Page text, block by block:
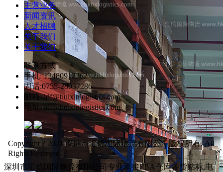
主营业务
新闻资讯
人才招聘
关于我们
关于我们
联系方式
手机: 13480912362
固话:0755-28037286
邮箱: ldf@huixinlogistics.com
地址: ldf@huixinlogistics.com
Copyright ? 2021 深圳市汇信国际物流有限公司版权所有. All
Rights Reserved.
深圳市汇信国际物流有限公司专业承接FBA仓库备货贴标,电